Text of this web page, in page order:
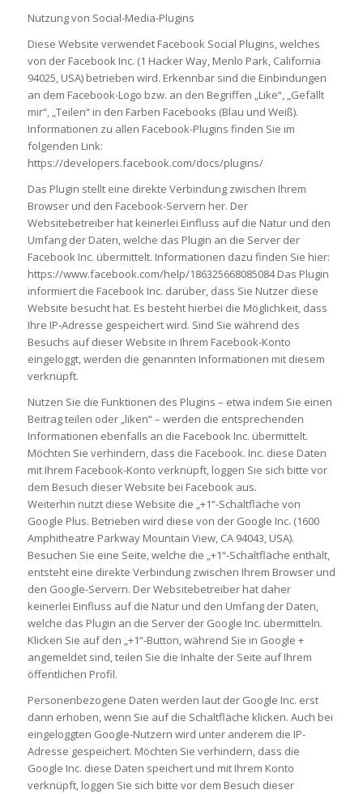
Nutzung von Social-Media-Plugins
Diese Website verwendet Facebook Social Plugins, welches
von der Facebook Inc. (1 Hacker Way, Menlo Park, California
94025, USA) betrieben wird. Erkennbar sind die Einbindungen
an dem Facebook-Logo bzw. an den Begriffen „Like“, „Gefällt
mir“, „Teilen“ in den Farben Facebooks (Blau und Weiß).
Informationen zu allen Facebook-Plugins finden Sie im
folgenden Link:
https://developers.facebook.com/docs/plugins/
Das Plugin stellt eine direkte Verbindung zwischen Ihrem
Browser und den Facebook-Servern her. Der
Websitebetreiber hat keinerlei Einfluss auf die Natur und den
Umfang der Daten, welche das Plugin an die Server der
Facebook Inc. übermittelt. Informationen dazu finden Sie hier:
https://www.facebook.com/help/186325668085084 Das Plugin
informiert die Facebook Inc. darüber, dass Sie Nutzer diese
Website besucht hat. Es besteht hierbei die Möglichkeit, dass
Ihre IP-Adresse gespeichert wird. Sind Sie während des
Besuchs auf dieser Website in Ihrem Facebook-Konto
eingeloggt, werden die genannten Informationen mit diesem
verknüpft.
Nutzen Sie die Funktionen des Plugins – etwa indem Sie einen
Beitrag teilen oder „liken“ – werden die entsprechenden
Informationen ebenfalls an die Facebook Inc. übermittelt.
Möchten Sie verhindern, dass die Facebook. Inc. diese Daten
mit Ihrem Facebook-Konto verknüpft, loggen Sie sich bitte vor
dem Besuch dieser Website bei Facebook aus.
Weiterhin nutzt diese Website die „+1“-Schaltfläche von
Google Plus. Betrieben wird diese von der Google Inc. (1600
Amphitheatre Parkway Mountain View, CA 94043, USA).
Besuchen Sie eine Seite, welche die „+1“-Schaltfläche enthält,
entsteht eine direkte Verbindung zwischen Ihrem Browser und
den Google-Servern. Der Websitebetreiber hat daher
keinerlei Einfluss auf die Natur und den Umfang der Daten,
welche das Plugin an die Server der Google Inc. übermitteln.
Klicken Sie auf den „+1“-Button, während Sie in Google +
angemeldet sind, teilen Sie die Inhalte der Seite auf Ihrem
öffentlichen Profil.
Personenbezogene Daten werden laut der Google Inc. erst
dann erhoben, wenn Sie auf die Schaltfläche klicken. Auch bei
eingeloggten Google-Nutzern wird unter anderem die IP-
Adresse gespeichert. Möchten Sie verhindern, dass die
Google Inc. diese Daten speichert und mit Ihrem Konto
verknüpft, loggen Sie sich bitte vor dem Besuch dieser